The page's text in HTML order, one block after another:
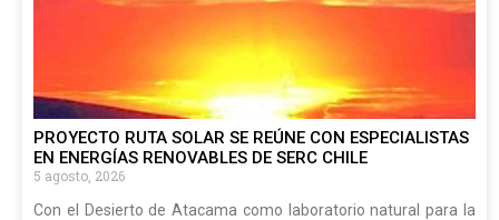
PROYECTO RUTA SOLAR SE REÚNE CON ESPECIALISTAS
EN ENERGÍAS RENOVABLES DE SERC CHILE
5 agosto, 2026
Con el Desierto de Atacama como laboratorio natural para la